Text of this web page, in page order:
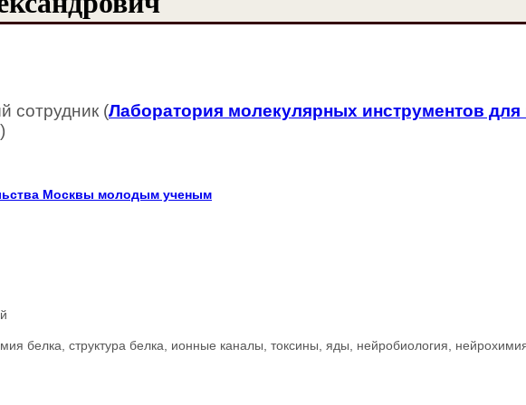
сотрудник (Лаборатория молекулярных инструментов для
)
Москвы молодым ученым
белка, структура белка, ионные каналы, токсины, яды, нейробиология,